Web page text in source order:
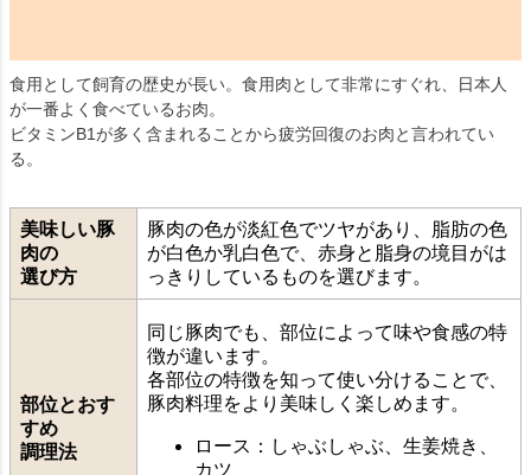
食用として飼育の歴史が長い。食用肉として非常にすぐれ、日本人
が一番よく食べているお肉。
ビタミンB1が多く含まれることから疲労回復のお肉と言われてい
る。
美味しい豚
肉の
選び方
豚肉の色が淡紅色でツヤがあり、脂肪の色
が白色か乳白色で、赤身と脂身の境目がは
っきりしているものを選びます。
部位とおす
すめ
調理法
同じ豚肉でも、部位によって味や食感の特
徴が違います。
各部位の特徴を知って使い分けることで、
豚肉料理をより美味しく楽しめます。
ロース：しゃぶしゃぶ、生姜焼き、
カツ